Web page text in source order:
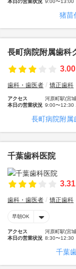
本日の営業状況 9:00〜13:00
猪苗
長町病院附属歯科
3.00
歯科・歯医者 矯正歯科
アクセス
河原町駅(宮
本日の営業状況 9:00〜12:30
長町病院附属
千葉歯科医院
3.31
歯科・歯医者 矯正歯科
早朝OK
アクセス
河原町駅(宮
本日の営業状況 8:30〜12:30
千葉